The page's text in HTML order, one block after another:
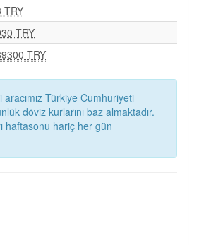
TRY
TRY
TRY
Türkiye Cumhuriyeti
döviz kurlarını baz almaktadır.
haftasonu hariç her gün